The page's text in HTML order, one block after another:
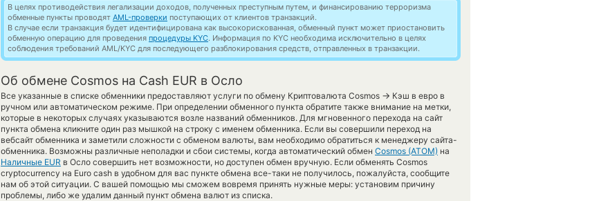
В целях противодействия легализации доходов, полученных преступным путем, и финансированию терроризма
обменные пункты проводят AML-проверки поступающих от клиентов транзакций.
В случае если транзакция будет идентифицирована как высокорискованная, обменный пункт может приостановить
обменную операцию для проведения процедуры KYC. Информация по KYC необходима исключительно в целях
соблюдения требований AML/KYC для последующего разблокирования средств, отправленных в транзакции.
Об обмене Cosmos на Cash EUR в Осло
Все указанные в списке обменники предоставляют услуги по обмену Криптовалюта Cosmos → Кэш в евро в
ручном или автоматическом режиме. При определении обменного пункта обратите также внимание на метки,
которые в некоторых случаях указываются возле названий обменников. Для мгновенного перехода на сайт
пункта обмена кликните один раз мышкой на строку с именем обменника. Если вы совершили переход на
вебсайт обменника и заметили сложности с обменом валюты, вам необходимо обратиться к менеджеру сайта-
обменника. Возможны различные неполадки и сбои системы, когда автоматический обмен Cosmos (ATOM) на
Наличные EUR в Осло совершить нет возможности, но доступен обмен вручную. Если обменять Cosmos
cryptocurrency на Euro cash в удобном для вас пункте обмена все-таки не получилось, пожалуйста, сообщите
нам об этой ситуации. С вашей помощью мы сможем вовремя принять нужные меры: установим причину
проблемы, либо же удалим данный пункт обмена валют из списка.